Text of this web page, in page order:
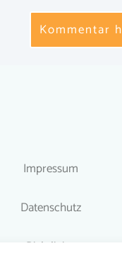
Impressum
Datenschutz
Richtlinien